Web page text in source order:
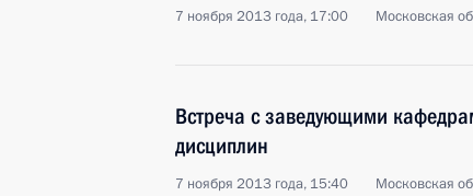
7 ноября 2013 года, 17:00 Московская
Встреча с заведующими
дисциплин
7 ноября 2013 года, 15:40 Московская